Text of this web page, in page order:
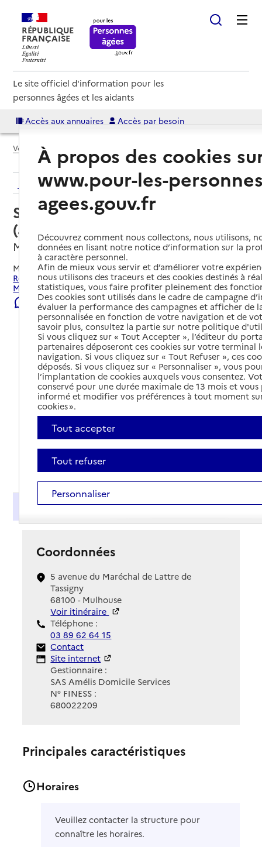
RÉPUBLIQUE
FRANÇAISE
Le site officiel d'information pour les
personnes âgées et les aidants
Accès aux annuaires Accès par besoin
Voir le fil d’Ariane
Retour aux résultats de l'annuaire
Service autonomie à domicile
(aide) – Amélis Domicile Services
Mulhouse, HAUT-RHIN
Mis à jour le02/08/2026
Rechercher les établissements et services autour de
Mulhouse.
Signaler une erreur
Présentation
Coordonnées
5 avenue du Maréchal de Lattre de
Tassigny
68100 - Mulhouse
Voir itinéraire
Téléphone :
03 89 62 64 15
Contact
Contact
Site Internet
Site internet
Gestionnaire :
SAS Amélis Domicile Services
N° FINESS :
680022209
Principales caractéristiques
Horaires
Veuillez contacter la structure pour
connaître les horaires.
À propos des cookies
www.pour-les-
agees.gouv.fr
Découvrez comment nous collectons, nous utilisons,
données en lisant notre notice d’information sur la
à caractère personnel.
Afin de mieux vous servir et d’améliorer votre
nous utilisons des traceurs et des cookies destinés à
statistiques, vous faire profiter pleinement des
Des cookies sont utilisés dans le cadre de campagne
évaluer la performance des campagnes et afficher de
personnalisée en fonction de votre navigation et de
savoir plus, consultez la partie sur notre politique
Si vous cliquez sur « Tout Accepter », l’éditeur du
partenaires déposeront ces cookies sur votre terminal
navigation. Si vous cliquez sur « Tout Refuser », ces
déposés. Si vous cliquez sur « Personnaliser », vous
l’implantation de cookies auxquels vous consentez.
conservé pour une durée maximale de 13 mois et
informé et modifier vos préférences à tout moment
cookies ».
Tout accepter
Tout refuser
Personnaliser